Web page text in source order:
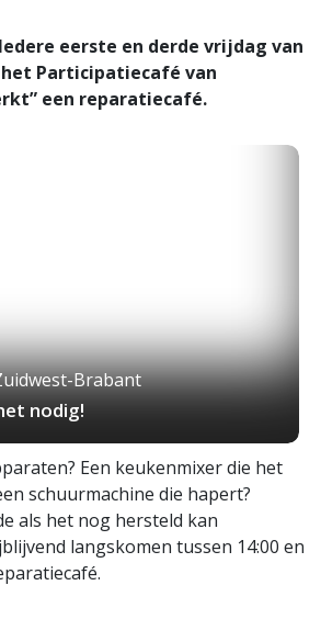
Iedere eerste en derde vrijdag van
Participatiecafé van
een reparatiecafé.
Brabant
nodig!
Een keukenmixer die het
schuurmachine die hapert?
als het nog hersteld kan
langskomen tussen 14:00 en